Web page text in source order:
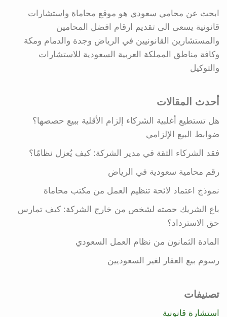
ابحث عن محامي سعودي هو موقع محاماة واستشارات
قانونية يسعى الى تقديم ارقام افضل المحامين
والمستشارين القانونيين في الرياض وجدة والدمام ومكة
وكافة مناطق المملكة العربية السعودية للاستشارات
والتوكيل
أحدث المقالات
هل تستطيع أغلبية الشركاء إلزام الأقلية ببيع حصصها؟
ضوابط البيع الإلزامي
فقد الشركاء الثقة في مدير الشركة: كيف يُعزل نظامًا؟
رقم محامية سعودية في الرياض
نموذج اعتماد لائحة تنظيم العمل من مكتب محاماة
باع الشريك حصته لشخص من خارج الشركة: كيف تمارس
حق الاسترداد؟
المادة الثمانون من نظام العمل السعودي
رسوم بيع العقار لغير السعوديين
تصنيفات
استشارة قانونية